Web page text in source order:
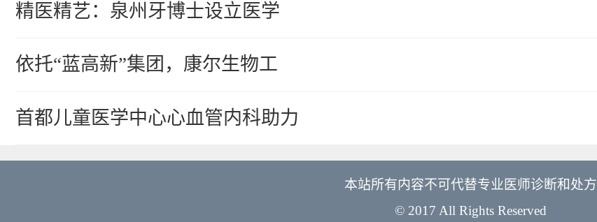
精医精艺：泉州牙博士设立医学
依托“蓝高新”集团，康尔生物工
首都儿童医学中心心血管内科助力
本站所有内容不可代替专业医师诊断和处方
© 2017 All Rights Reserved